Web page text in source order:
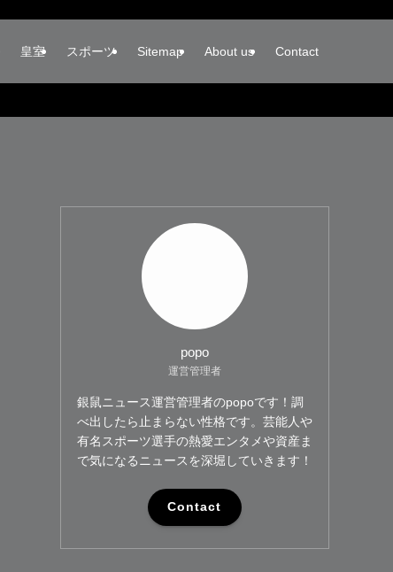
皇室 スポーツ Sitemap About us Contact
popo
運営管理者
銀鼠ニュース運営管理者のpopoです！調
べ出したら止まらない性格です。芸能人や
有名スポーツ選手の熱愛エンタメや資産ま
で気になるニュースを深堀していきます！
Contact